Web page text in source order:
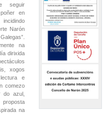
seguir
en
Narón
na
dirixida
xogos
e
comezo
do azul,
na